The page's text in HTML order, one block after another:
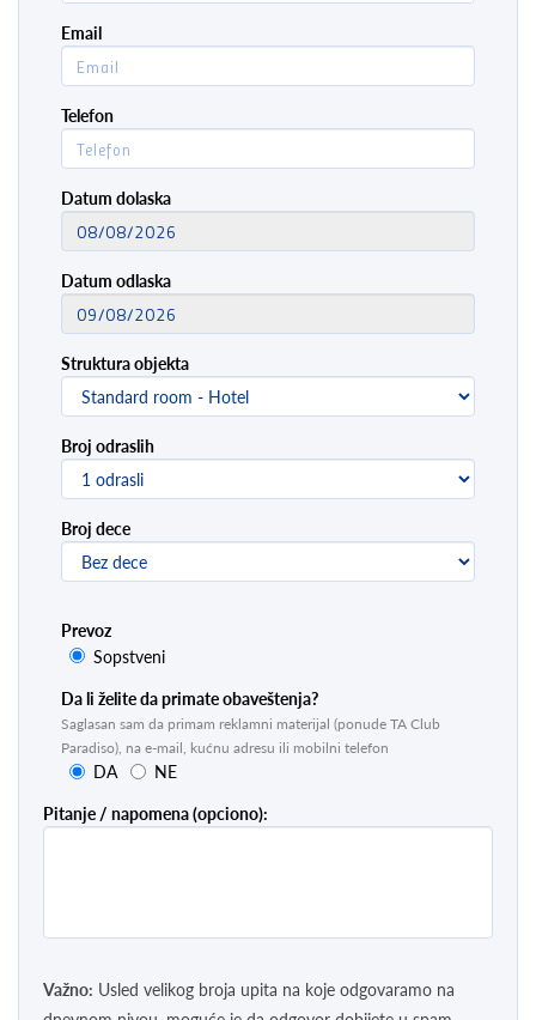
Email
Telefon
Datum dolaska
Datum odlaska
Struktura objekta
Broj odraslih
Broj dece
Prevoz
Sopstveni
Da li želite da primate obaveštenja?
Saglasan sam da primam reklamni materijal (ponude TA Club
Paradiso), na e-mail, kućnu adresu ili mobilni telefon
DA NE
Pitanje / napomena (opciono):
Važno: Usled velikog broja upita na koje odgovaramo na